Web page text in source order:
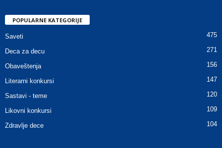
POPULARNE KATEGORIJE
Saveti 475
Deca za decu 271
Obaveštenja 156
Literarni konkursi 147
Sastavi - teme 120
Likovni konkursi 109
Zdravlje dece 104